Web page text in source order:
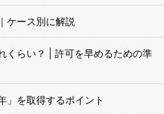
ケース別に解説
くらい？ | 許可を早めるための準
」を取得するポイント